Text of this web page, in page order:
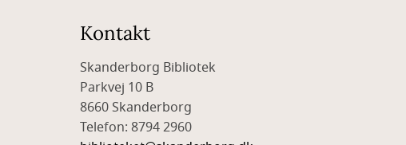
Kontakt
Skanderborg Bibliotek
Parkvej 10 B
8660 Skanderborg
Telefon: 8794 2960